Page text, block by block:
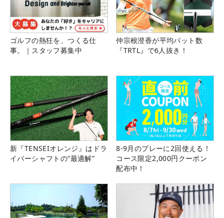
ゴルフの熱狂を、つくる仕
事。｜スタッフ募集中
仲宗根澄香が平均パット数
『TRTL』で6人抜き！
新『TENSEIオレンジ』はドラ
イバーシャフトの“最適解”
8-9月のプレーに2回使える！
コース限定2,000円クーポン
配布中！